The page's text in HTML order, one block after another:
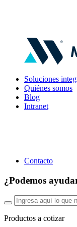
Soluciones
Quiénes somos
Blog
Intranet
Contacto
¿Podemos
Productos a cotizar